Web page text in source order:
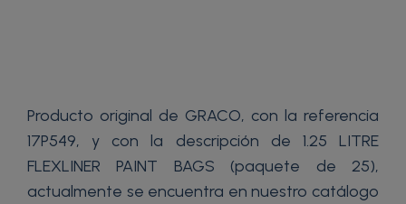
Producto original de GRACO, con la referencia
17P549, y con la descripción de 1.25 LITRE
FLEXLINER PAINT BAGS (paquete de 25),
actualmente se encuentra en nuestro catálogo